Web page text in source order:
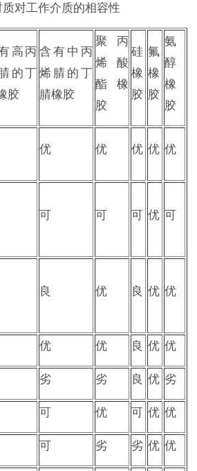
质对工作介质的相容性
高丙
的丁
胶
含有中丙
烯腈的丁
腈橡胶
聚丙
烯酸
酯橡
胶
硅
橡
胶
氟
橡
胶
氨
醇
橡
胶
优 优 优 优 优
可 可 可 优 可
良 优 良 优 优
优 优 良 优 优
劣 劣 良 优 劣
可 优 可 优 优
可 劣 劣 优 优